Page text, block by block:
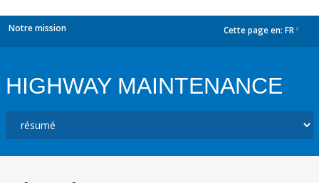
Notre mission Cette page en: FR
HIGHWAY MAINTENANCE